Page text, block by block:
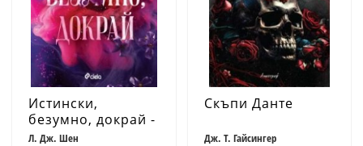
Истински,
безумно, докрай -
Кн.1 Forbidden
Л. Дж. Шен
Скъпи Данте
Дж. Т. Гайсингер